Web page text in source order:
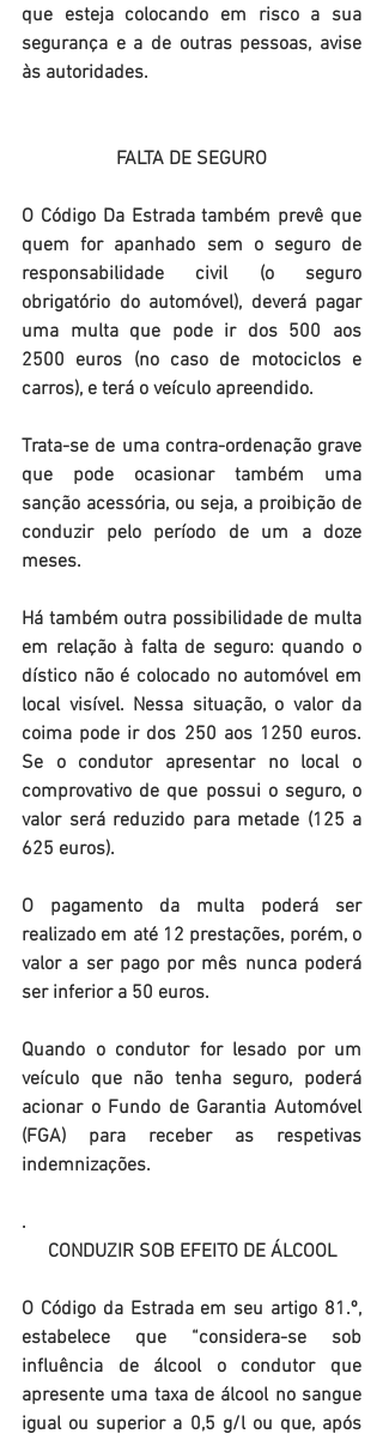
que esteja colocando em risco a sua
segurança e a de outras pessoas, avise
às autoridades.
FALTA DE SEGURO
O Código Da Estrada também prevê que
quem for apanhado sem o seguro de
responsabilidade civil (o seguro
obrigatório do automóvel), deverá pagar
uma multa que pode ir dos 500 aos
2500 euros (no caso de motociclos e
carros), e terá o veículo apreendido.
Trata-se de uma contra-ordenação grave
que pode ocasionar também uma
sanção acessória, ou seja, a proibição de
conduzir pelo período de um a doze
meses.
Há também outra possibilidade de multa
em relação à falta de seguro: quando o
dístico não é colocado no automóvel em
local visível. Nessa situação, o valor da
coima pode ir dos 250 aos 1250 euros.
Se o condutor apresentar no local o
comprovativo de que possui o seguro, o
valor será reduzido para metade (125 a
625 euros).
O pagamento da multa poderá ser
realizado em até 12 prestações, porém, o
valor a ser pago por mês nunca poderá
ser inferior a 50 euros.
Quando o condutor for lesado por um
veículo que não tenha seguro, poderá
acionar o Fundo de Garantia Automóvel
(FGA) para receber as respetivas
indemnizações.
.
CONDUZIR SOB EFEITO DE ÁLCOOL
O Código da Estrada em seu artigo 81.º,
estabelece que “considera-se sob
influência de álcool o condutor que
apresente uma taxa de álcool no sangue
igual ou superior a 0,5 g/l ou que, após